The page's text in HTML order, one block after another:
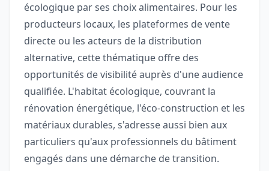
écologique par ses choix alimentaires. Pour les
producteurs locaux, les plateformes de vente
directe ou les acteurs de la distribution
alternative, cette thématique offre des
opportunités de visibilité auprès d'une audience
qualifiée. L'habitat écologique, couvrant la
rénovation énergétique, l'éco-construction et les
matériaux durables, s'adresse aussi bien aux
particuliers qu'aux professionnels du bâtiment
engagés dans une démarche de transition.